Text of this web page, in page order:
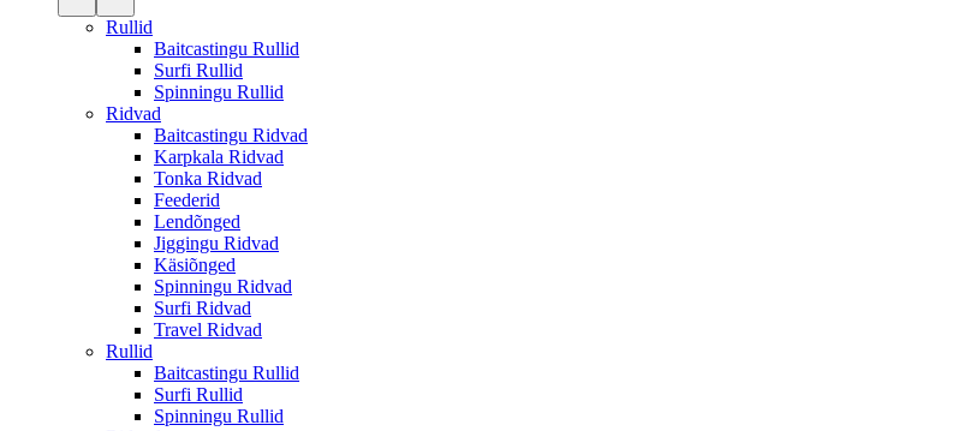
Rullid
Baitcastingu Rullid
Surfi Rullid
Spinningu Rullid
Ridvad
Baitcastingu Ridvad
Karpkala Ridvad
Tonka Ridvad
Feederid
Lendõnged
Jiggingu Ridvad
Käsiõnged
Spinningu Ridvad
Surfi Ridvad
Travel Ridvad
Rullid
Baitcastingu Rullid
Surfi Rullid
Spinningu Rullid